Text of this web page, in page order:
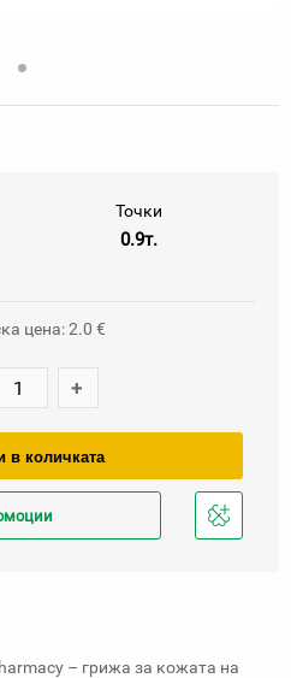
Точки
0.9т.
цена: 2.0 €
+
в количката
Добави
– грижа за кожата на